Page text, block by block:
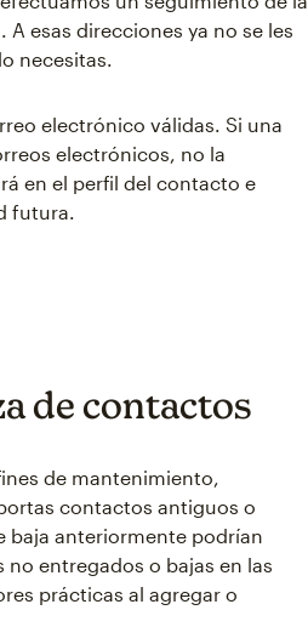
esas direcciones ya no se les
necesitas.
electrónico válidas. Si una
electrónicos, no la
en el perfil del contacto e
futura.
de contactos
de mantenimiento,
contactos antiguos o
baja anteriormente podrían
entregados o bajas en las
prácticas al agregar o